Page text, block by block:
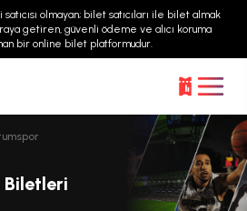
olmayan; bilet satıcıları ile bilet almak
getiren, güvenli ödeme ve alıcı koruma
bir online bilet platformudur.
Biletleri